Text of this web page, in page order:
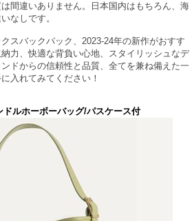
間違いありません。日本国内はもちろん、海
なしです。
スバックパック、2023-24年の新作がおすす
力、快適な背負い心地、スタイリッシュなデ
ドからの信頼性と品質、全てを兼ね備えた一
入れてみてください！
ルホーボーバッグ/パスケース付